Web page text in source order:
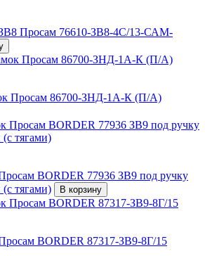
Просам 76610-ЗВ8-4С/13-САМ-
Просам 86700-ЗНД-1А-К (П/А)
BORDER 77936 ЗВ9 под ручку
тягами)
В корзину
BORDER 87317-ЗВ9-8Г/15